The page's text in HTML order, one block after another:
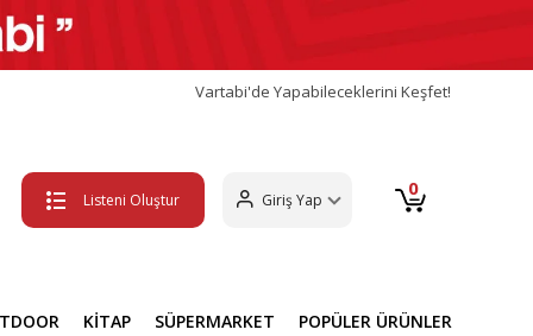
Vartabi'de Yapabileceklerini Keşfet!
Listeni Oluştur Giriş Yap 0
KİTAP SÜPERMARKET POPÜLER ÜRÜNLER